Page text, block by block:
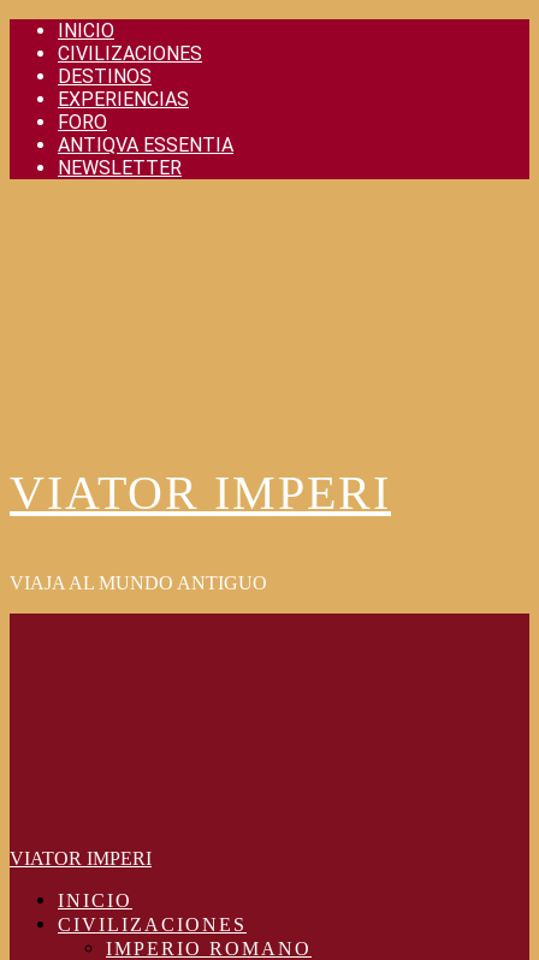
Skip
content
INICIO
CIVILIZACIONES
DESTINOS
EXPERIENCIAS
FORO
ANTIQVA ESSENTIA
NEWSLETTER
VIATOR IMPERI
VIAJA AL MUNDO ANTIGUO
VIATOR IMPERI
INICIO
CIVILIZACIONES
IMPERIO ROMANO